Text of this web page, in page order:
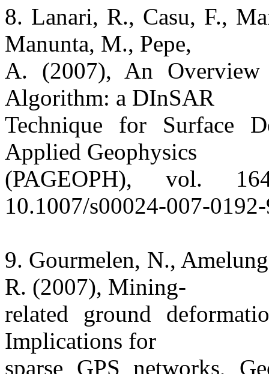
8. Lanari, R., Casu, F.,
Manunta, M., Pepe,
A. (2007), An
Algorithm: a DInSAR
Technique for Surface
Applied Geophysics
(PAGEOPH), vol.
10.1007/s00024-007-
9. Gourmelen, N.,
R. (2007), Mining-
related ground
Implications for
sparse GPS networks,